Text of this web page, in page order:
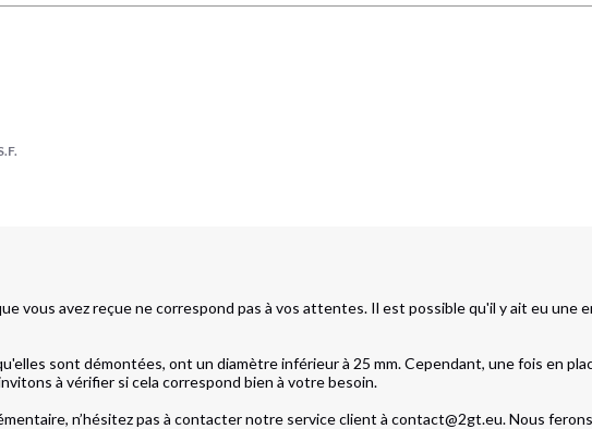
vous avez reçue ne correspond pas à vos attentes. Il est possible qu'il y ait eu une
sont démontées, ont un diamètre inférieur à 25 mm. Cependant, une fois en
à vérifier si cela correspond bien à votre besoin.
n’hésitez pas à contacter notre service client à contact@2gt.eu. Nous